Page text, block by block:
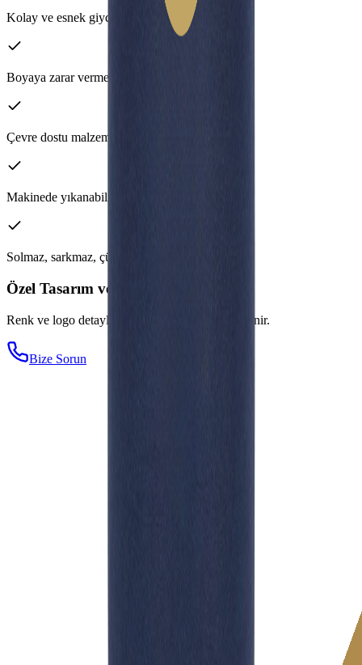
Kolay ve esnek giydirme
Boyaya zarar vermez
Çevre dostu malzeme
Makinede yıkanabilir
Solmaz, sarkmaz, çürümez, küflenmez
Özel Tasarım ve Üretim
Renk ve logo detayları sipariş aşamasında belirlenir.
Bize Sorun